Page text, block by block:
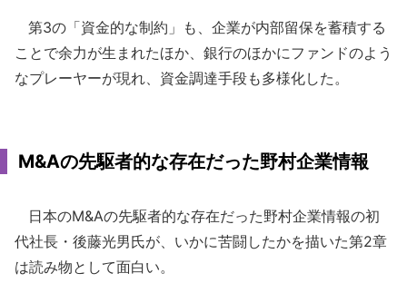
第3の「資金的な制約」も、企業が内部留保を蓄積する
ことで余力が生まれたほか、銀行のほかにファンドのよう
なプレーヤーが現れ、資金調達手段も多様化した。
M&Aの先駆者的な存在だった野村企業情報
日本のM&Aの先駆者的な存在だった野村企業情報の初
代社長・後藤光男氏が、いかに苦闘したかを描いた第2章
は読み物として面白い。